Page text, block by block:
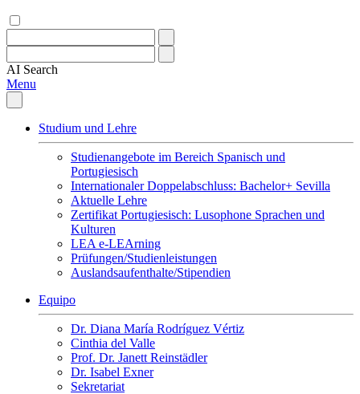
AI Search
Menu
Studium und Lehre
Studienangebote im Bereich Spanisch und
Portugiesisch
Internationaler Doppelabschluss: Bachelor+ Sevilla
Aktuelle Lehre
Zertifikat Portugiesisch: Lusophone Sprachen und
Kulturen
LEA e-LEArning
Prüfungen/Studienleistungen
Auslandsaufenthalte/Stipendien
Equipo
Dr. Diana María Rodríguez Vértiz
Cinthia del Valle
Prof. Dr. Janett Reinstädler
Dr. Isabel Exner
Sekretariat